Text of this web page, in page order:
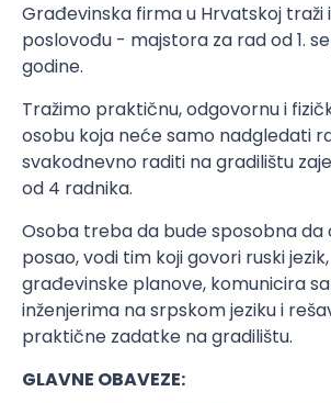
Građevinska firma u Hrvatskoj traži
poslovođu - majstora za rad od 1.
godine.
Tražimo praktičnu, odgovornu i
osobu koja neće samo nadgledati
svakodnevno raditi na gradilištu
od 4 radnika.
Osoba treba da bude sposobna da
posao, vodi tim koji govori ruski
građevinske planove, komunicira
inženjerima na srpskom jeziku i
praktične zadatke na gradilištu.
GLAVNE OBAVEZE: